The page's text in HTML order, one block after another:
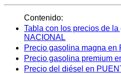
Contenido:
Tabla con los precios de
NACIONAL
Precio gasolina magna en
Precio gasolina premium
Precio del diésel en